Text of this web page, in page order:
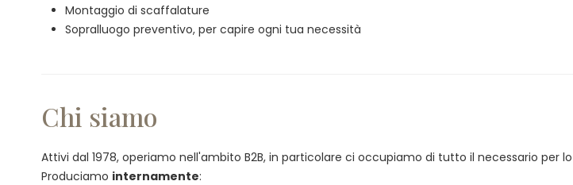
Montaggio di scaffalature
Sopralluogo preventivo, per capire ogni tua necessità
Chi siamo
Attivi dal 1978, operiamo nell'ambito B2B, in particolare ci occupiamo di tutto il necessario
Produciamo internamente: